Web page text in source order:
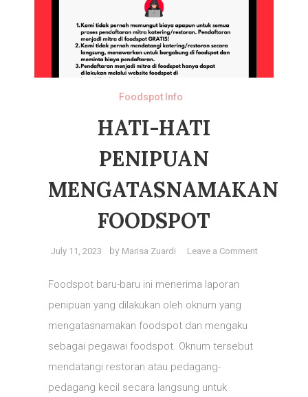
Foodspot Info
HATI-HATI
PENIPUAN
MENGATASNAMAKAN
FOODSPOT
July 11, 2023 by Marisa Zuardi Leave a Commenton
Foodspot baru-baru ini menerima laporan
penipuan yang dilakukan oleh oknum yang
mengatasnamakan foodspot dan mengaku
sebagai pegawai foodspot. Oknum tersebut
mendatangi restoran atau pedagang-
pedagang kecil secara langsung untuk